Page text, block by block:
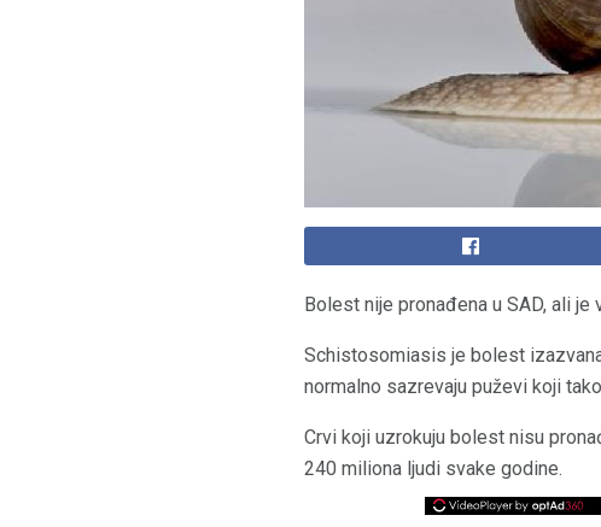
Bolest nije pronađena u SAD, ali je
Schistosomiasis je bolest
normalno sazrevaju puževi koji
Crvi koji uzrokuju bolest nisu
240 miliona ljudi svake godine.